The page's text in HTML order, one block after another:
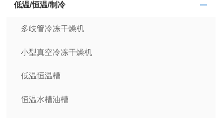
低温/恒温/制冷
多歧管冷冻干燥机
小型真空冷冻干燥机
低温恒温槽
恒温水槽油槽